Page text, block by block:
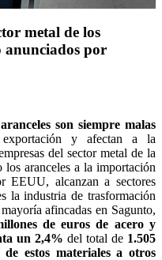
metal de los
anunciados por
son siempre malas
y afectan a la
del sector metal de la
aranceles a la importación
EEUU, alcanzan a sectores
la industria de trasformación
afincadas en Sagunto,
de euros de acero y
un 2,4% del total de 1.505
estos materiales a otros